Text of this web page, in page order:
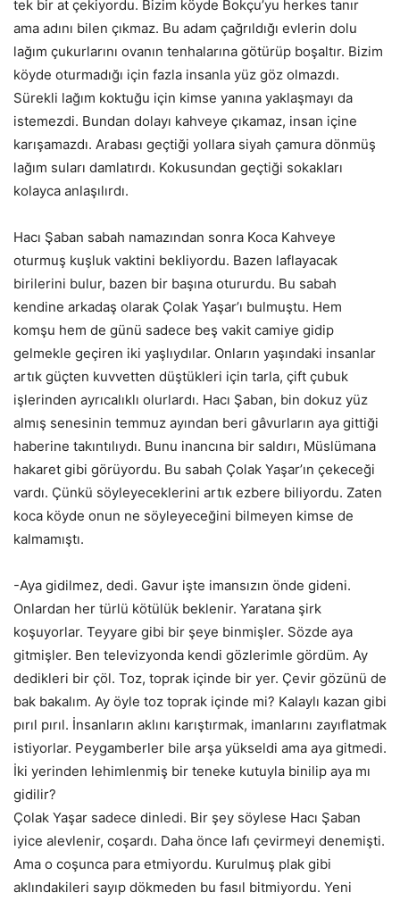
tek bir at çekiyordu. Bizim köyde Bokçu’yu herkes tanır
ama adını bilen çıkmaz. Bu adam çağrıldığı evlerin dolu
lağım çukurlarını ovanın tenhalarına götürüp boşaltır. Bizim
köyde oturmadığı için fazla insanla yüz göz olmazdı.
Sürekli lağım koktuğu için kimse yanına yaklaşmayı da
istemezdi. Bundan dolayı kahveye çıkamaz, insan içine
karışamazdı. Arabası geçtiği yollara siyah çamura dönmüş
lağım suları damlatırdı. Kokusundan geçtiği sokakları
kolayca anlaşılırdı.
Hacı Şaban sabah namazından sonra Koca Kahveye
oturmuş kuşluk vaktini bekliyordu. Bazen laflayacak
birilerini bulur, bazen bir başına otururdu. Bu sabah
kendine arkadaş olarak Çolak Yaşar’ı bulmuştu. Hem
komşu hem de günü sadece beş vakit camiye gidip
gelmekle geçiren iki yaşlıydılar. Onların yaşındaki insanlar
artık güçten kuvvetten düştükleri için tarla, çift çubuk
işlerinden ayrıcalıklı olurlardı. Hacı Şaban, bin dokuz yüz
almış senesinin temmuz ayından beri gâvurların aya gittiği
haberine takıntılıydı. Bunu inancına bir saldırı, Müslümana
hakaret gibi görüyordu. Bu sabah Çolak Yaşar’ın çekeceği
vardı. Çünkü söyleyeceklerini artık ezbere biliyordu. Zaten
koca köyde onun ne söyleyeceğini bilmeyen kimse de
kalmamıştı.
-Aya gidilmez, dedi. Gavur işte imansızın önde gideni.
Onlardan her türlü kötülük beklenir. Yaratana şirk
koşuyorlar. Teyyare gibi bir şeye binmişler. Sözde aya
gitmişler. Ben televizyonda kendi gözlerimle gördüm. Ay
dedikleri bir çöl. Toz, toprak içinde bir yer. Çevir gözünü de
bak bakalım. Ay öyle toz toprak içinde mi? Kalaylı kazan gibi
pırıl pırıl. İnsanların aklını karıştırmak, imanlarını zayıflatmak
istiyorlar. Peygamberler bile arşa yükseldi ama aya gitmedi.
İki yerinden lehimlenmiş bir teneke kutuyla binilip aya mı
gidilir?
Çolak Yaşar sadece dinledi. Bir şey söylese Hacı Şaban
iyice alevlenir, coşardı. Daha önce lafı çevirmeyi denemişti.
Ama o coşunca para etmiyordu. Kurulmuş plak gibi
aklındakileri sayıp dökmeden bu fasıl bitmiyordu. Yeni